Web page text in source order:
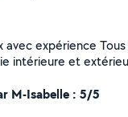
Tous types de
intérieure et
pouvez me joindre au
mon profil
M-Isabelle : 5/5